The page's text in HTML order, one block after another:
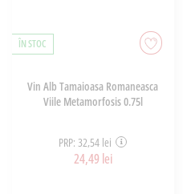
ÎN STOC
Vin Alb Tamaioasa Romaneasca
Viile Metamorfosis 0.75l
PRP: 32,54 lei
24,49 lei